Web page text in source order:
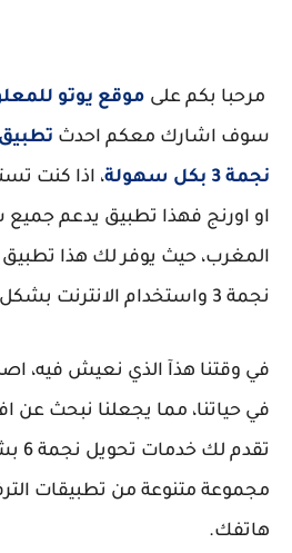
مرحبا بكم على موقع يوتو
سوف اشارك معكم احدث
نجمة 3 بكل سهولة
، اذا كنت
او اورنج فهذا تطبيق يدعم
نجمة 3 واستخدام الانترنت بشكل عام.
في وقتنا هذآ الذي نعيش فيه،
في حياتنا، مما يجعلنا نبحث عن
مجموعة متنوعة من تطبيقات
هاتفك.